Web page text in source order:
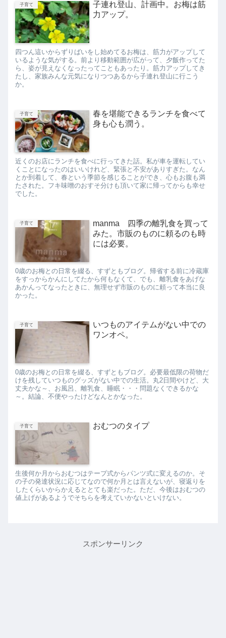
子育て
子連れ登山、計画中。お梅は筋
力アップ。
四つん這いからずりばいをし始めてるお梅は、筋力がアップして
いるような気がする。前より移動範囲が広がって、夕飯作ってた
ら、姿が見えなくなったってこともあったり。筋力アップしてき
たし、家族みんな元気になりつつあるから子連れ登山に行こう
か。
子育て
春を堪能できるランチを食べて
身も心も潤う。
近くのお店にランチを食べに行ってきた話。私が車を運転してい
くことになったのはいいけれど、緊張と不安がありすぎた。なん
とか到着して、春という季節を感じることができ、心もお腹も満
たされた。フキ味噌のおすそ分けも頂いて家に帰ってからも幸せ
でした。
子育て
manma 四季の離乳食を買って
みた。市販のものに頼るのも時
には必要。
0歳のお梅との日常を綴る、すずともブログ。帰省する前に冷蔵庫
をすっからかんにしてたから何もなくて、でも、離乳食をあげな
あかんってなったときに、無理せず市販のものに頼って本当に良
かった。
子育て
いつものアイテムがない中での
ワンオペ。
0歳のお梅との日常を綴る、すずともブログ。必要最低限の荷物だ
けを残していつものグッズがない中での生活。丸2日間やけど、大
丈夫かな～、お風呂、離乳食、睡眠・・・問題なくできるかな
～。結論、不便やったけどなんとかなった。
子育て おむつのタイプ
生後何か月からおむつはテープ式からパンツ式に変えるのか。そ
の子の発達状況に応じてなので何か月とは言えないが、寝返りを
したくらいからかえるととても楽だった。ただ、今後はおむつの
値上げがあるようでそちらを考えていかないといけない。
スポンサーリンク